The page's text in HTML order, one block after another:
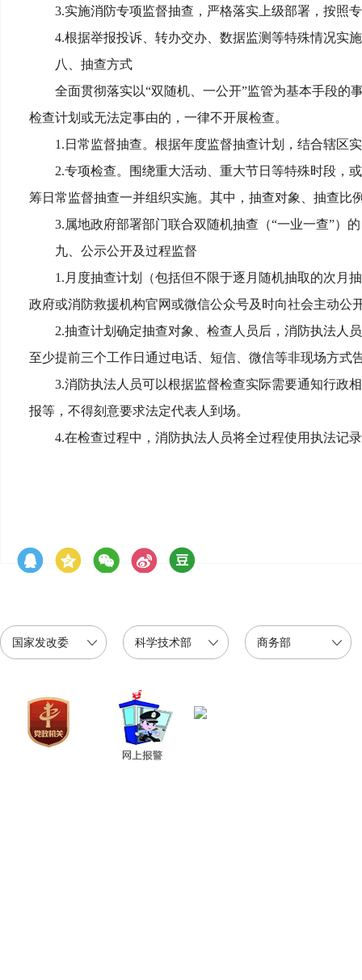
3.实施消防专项监督抽查，严格落实上级部署，按照
4.根据举报投诉、转办交办、数据监测等特殊情况实
八、抽查方式
全面贯彻落实以“双随机、一公开”监管为基本手段的
检查计划或无法定事由的，一律不开展检查。
1.日常监督抽查。根据年度监督抽查计划，结合辖区
2.专项检查。围绕重大活动、重大节日等特殊时段，
筹日常监督抽查一并组织实施。其中，抽查对象、抽查比
3.属地政府部署部门联合双随机抽查（“一业一查”）
九、公示公开及过程监督
1.月度抽查计划（包括但不限于逐月随机抽取的次月
政府或消防救援机构官网或微信公众号及时向社会主动公
2.抽查计划确定抽查对象、检查人员后，消防执法人
至少提前三个工作日通过电话、短信、微信等非现场方式
3.消防执法人员可以根据监督检查实际需要通知行政
报等，不得刻意要求法定代表人到场。
4.在检查过程中，消防执法人员将全过程使用执法记
国家发改委 科学技术部 商务部